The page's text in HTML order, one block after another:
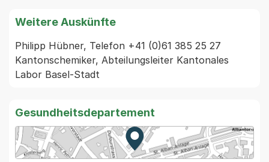
Weitere Auskünfte
Philipp Hübner, Telefon +41 (0)61 385 25 27
Kantonschemiker, Abteilungsleiter Kantonales
Labor Basel-Stadt
Gesundheitsdepartement
Zur Karte von MapBS.
Externer Link, wird in einem